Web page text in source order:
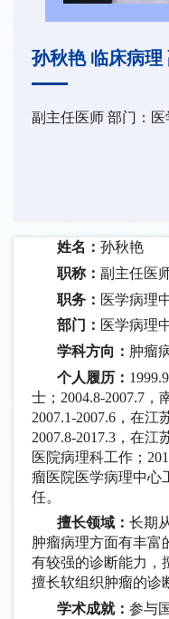
孙秋艳 临床病理
副主任医师 部门：医
姓名：孙秋艳
职称：副主任医
职务： 医学病理
部门： 医学病理
学科方向： 肿瘤
个人履历：
士；2004.8-2007.7，
2007.1-2007.6，在江
2007.8-2017.3，在
医院病理科工作；
瘤医院医学病理中心
任。
擅长领域：长期
肿瘤病理方面有丰富
有较强的诊断能力，
擅长软组织肿瘤的诊
学术成就：参与